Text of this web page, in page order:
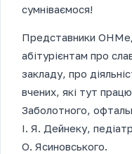
сумніваємося!
Представники
абітурієнтам про
закладу, про
вчених, які тут
Заболотного,
І. Я. Дейнеку,
О. Ясиновського.